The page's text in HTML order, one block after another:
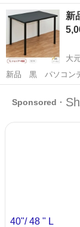
《お仕事No.NS0089》 お仕事について 車の組立作業です。専
に乗って流れてくる
り・ドア・シートな
岡山 倉敷市
新
大
新品 黒 パソコン
になったので余りま